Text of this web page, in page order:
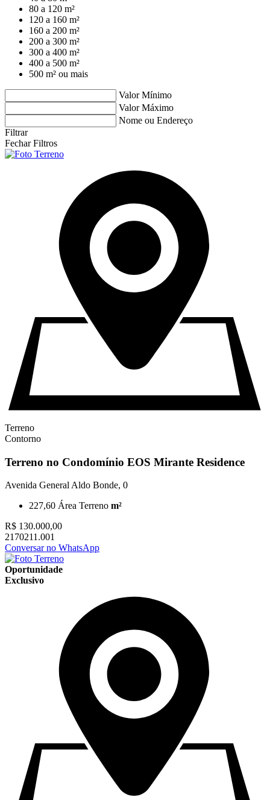
80 a 120 m²
120 a 160 m²
160 a 200 m²
200 a 300 m²
300 a 400 m²
400 a 500 m²
500 m² ou mais
Valor Mínimo
Valor Máximo
Nome ou Endereço
Filtrar
Fechar Filtros
Terreno
Contorno
Terreno no Condomínio EOS Mirante Residence
Avenida General Aldo Bonde, 0
227,60 Área Terreno m²
R$ 130.000,00
2170211.001
Conversar no WhatsApp
Oportunidade
Exclusivo